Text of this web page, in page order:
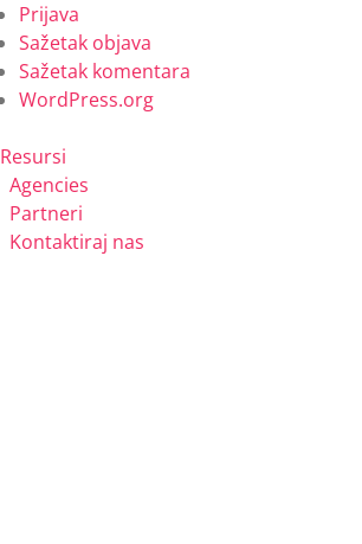
Prijava
Sažetak objava
Sažetak komentara
WordPress.org
Resursi
Agencies
Partneri
Kontaktiraj nas